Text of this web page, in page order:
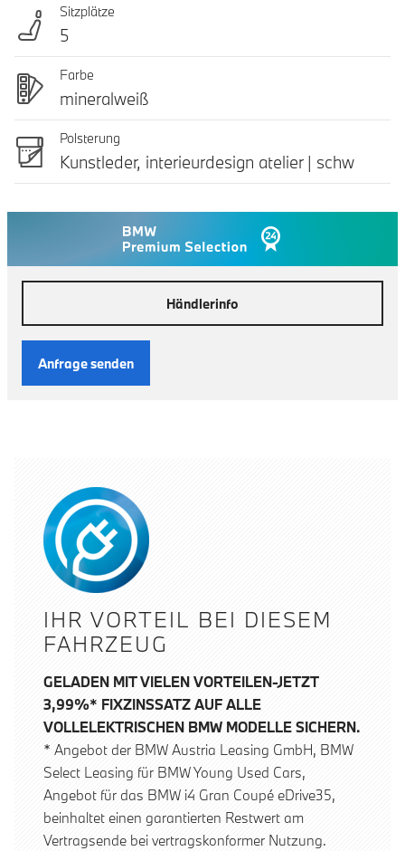
Sitzplätze
5
Farbe
mineralweiß
Polsterung
Kunstleder, interieurdesign atelier | schw
Händlerinfo
Anfrage senden
IHR VORTEIL BEI DIESEM
FAHRZEUG
GELADEN MIT VIELEN VORTEILEN-JETZT
3,99%* FIXZINSSATZ AUF ALLE
VOLLELEKTRISCHEN BMW MODELLE SICHERN.
* Angebot der BMW Austria Leasing GmbH, BMW
Select Leasing für BMW Young Used Cars,
Angebot für das BMW i4 Gran Coupé eDrive35,
beinhaltet einen garantierten Restwert am
Vertragsende bei vertragskonformer Nutzung.